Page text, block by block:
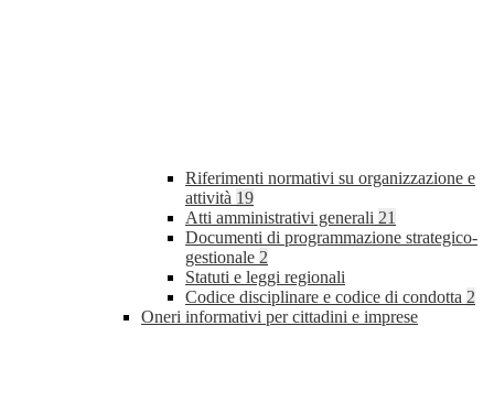
Riferimenti normativi su organizzazione e
attività 19
Atti amministrativi generali 21
Documenti di programmazione strategico-
gestionale 2
Statuti e leggi regionali
Codice disciplinare e codice di condotta 2
Oneri informativi per cittadini e imprese